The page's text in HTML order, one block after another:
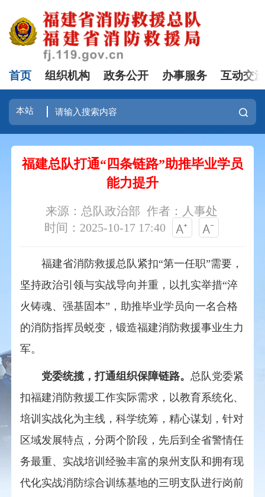
首页 组织机构 政务公开 办事服务 互动交
福建总队打通“四条链路”助推毕业学员
能力提升
来源：总队政治部 作者：人事处
时间：2025-10-17 17:40
福建省消防救援总队紧扣“第一任职”需要，
坚持政治引领与实战导向并重，以扎实举措“淬
火铸魂、强基固本”，助推毕业学员向一名合格
的消防指挥员蜕变，锻造福建消防救援事业生力
军。
党委统揽，打通组织保障链路。 总队党委紧
扣福建消防救援工作实际需求，以教育系统化、
培训实战化为主线，科学统筹，精心谋划，针对
区域发展特点，分两个阶段，先后到全省警情任
务最重、实战培训经验丰富的泉州支队和拥有现
代化实战消防综合训练基地的三明支队进行岗前